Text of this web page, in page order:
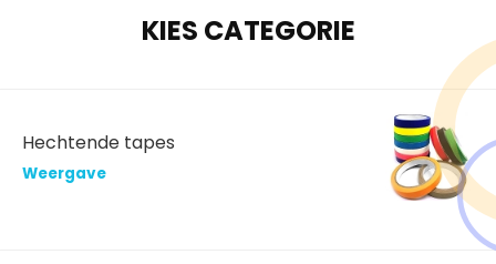
KIES CATEGORIE
Hechtende tapes
Weergave